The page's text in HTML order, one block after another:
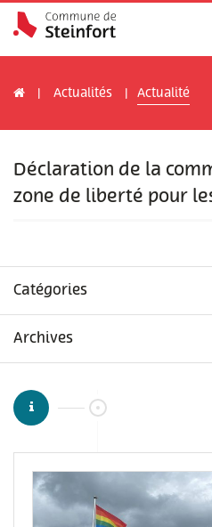
Actualités Actualité
Déclaration de la
zone de liberté pour
Catégories
Archives